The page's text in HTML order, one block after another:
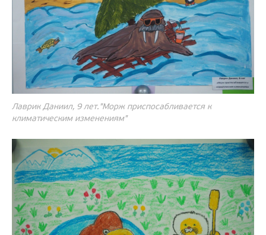
Лаврик Даниил, 9 лет."Морж приспосабливается к
климатическим изменениям"